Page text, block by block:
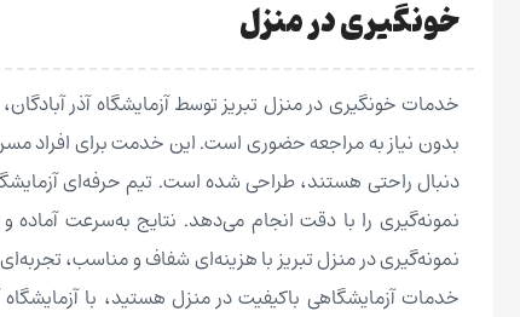
خونگیری در منزل
خدمات خونگیری در منزل تبریز توسط آزمایشگاه آذر
بدون نیاز به مراجعه حضوری است. این خدمت برای افراد
دنبال راحتی هستند، طراحی شده است. تیم حرفه‌ای
نمونه‌گیری را با دقت انجام می‌دهد. نتایج به‌سرعت
نمونه‌گیری در منزل تبریز با هزینه‌ای شفاف و مناسب،
خدمات آزمایشگاهی باکیفیت در منزل هستید، با